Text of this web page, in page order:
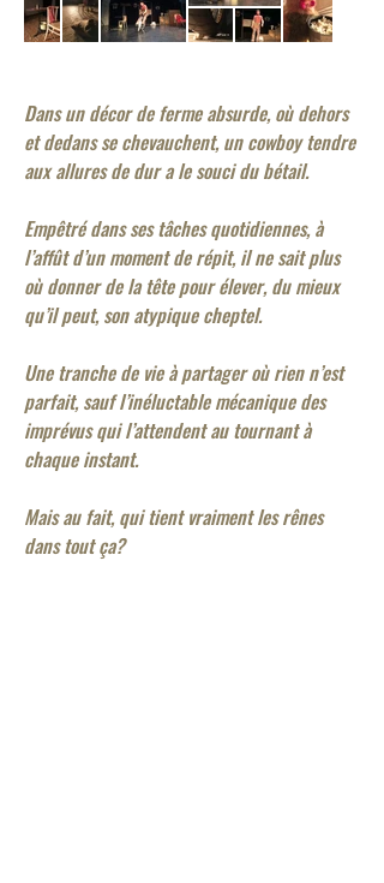
Dans un décor de ferme absurde, où dehors
et dedans se chevauchent, un cowboy tendre
aux allures de dur a le souci du bétail.
Empêtré dans ses tâches quotidiennes, à
l’affût d’un moment de répit, il ne sait plus
où donner de la tête pour élever, du mieux
qu’il peut, son atypique cheptel.
Une tranche de vie à partager où rien n’est
parfait, sauf l’inéluctable mécanique des
imprévus qui l’attendent au tournant à
chaque instant.
Mais au fait, qui tient vraiment les rênes
dans tout ça?